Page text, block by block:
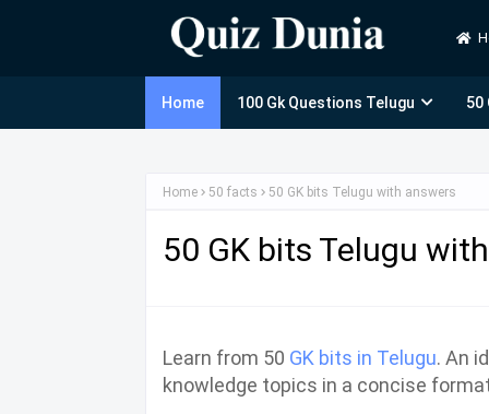
Home 100 Gk Questions Telugu 50
Home 50 facts 50 GK bits Telugu with answers
50 GK bits Telugu
Learn from 50 GK bits in Telugu. An
knowledge topics in a concise